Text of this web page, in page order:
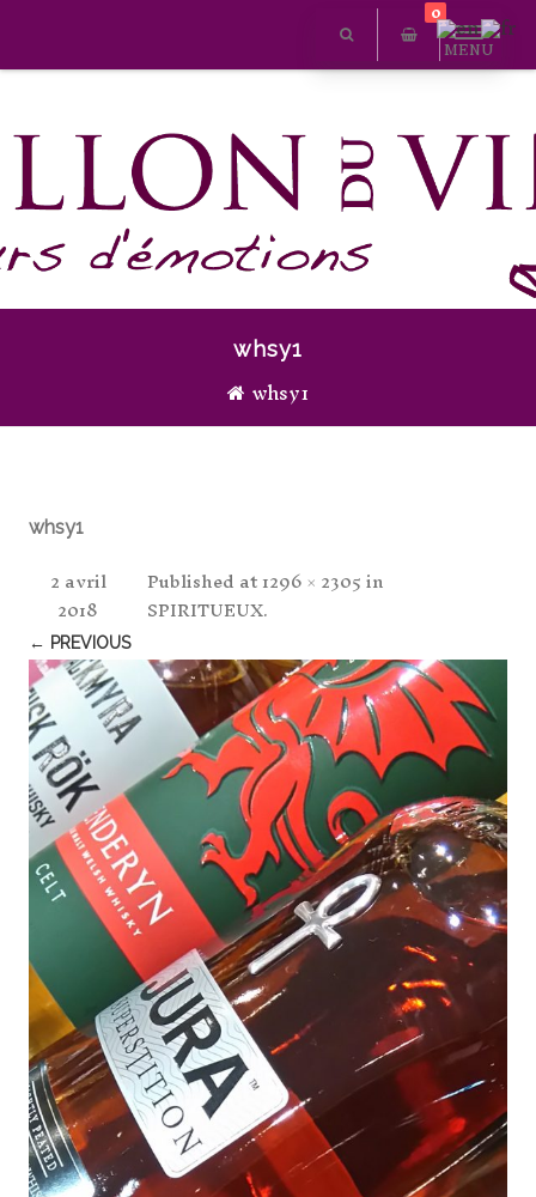
0
MENU
whsy1
whsy1
whsy1
Published
2 avril
2018
at1296 × 2305in
SPIRITUEUX.
← PREVIOUS